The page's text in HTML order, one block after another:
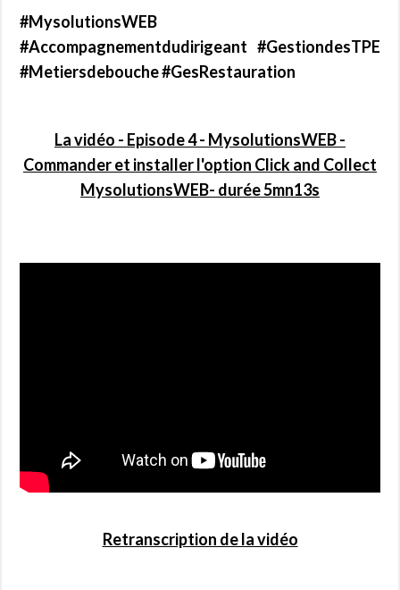
#MysolutionsWEB
#Accompagnementdudirigeant #GestiondesTPE
#Metiersdebouche #GesRestauration
La vidéo - Episode 4 - MysolutionsWEB -
Commander et installer l'option Click and Collect
MysolutionsWEB- durée 5mn13s
Retranscription de la vidéo